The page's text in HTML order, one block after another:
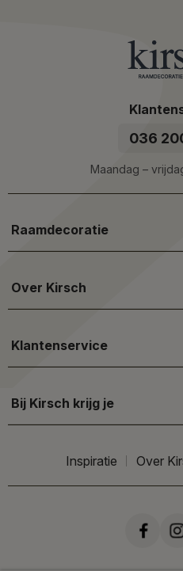
036
Maandag –
Raamdecoratie
Over Kirsch
Klantenservice
Bij Kirsch krijg je
Inspiratie Over